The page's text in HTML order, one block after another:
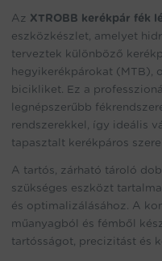
product
Az XTROBB kerékpár fék
eszközkészlet, amelyet
terveztek különböző
hegyikerékpárokat (MTB),
bicikliket. Ez a
legnépszerűbb
rendszerekkel, így ideális
tapasztalt kerékpáros
A tartós, zárható tároló
szükséges eszközt
és optimalizálásához. A
műanyagból és fémből
tartósságot, precizitást és